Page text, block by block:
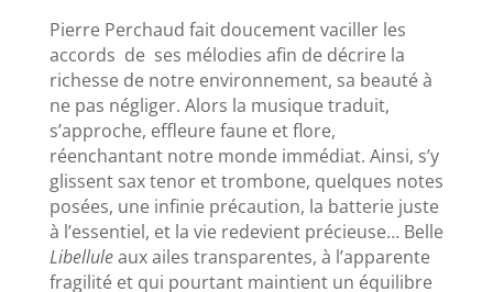
Pierre Perchaud fait doucement vaciller les
accords de ses mélodies afin de décrire la
richesse de notre environnement, sa beauté à
ne pas négliger. Alors la musique traduit,
s’approche, effleure faune et flore,
réenchantant notre monde immédiat. Ainsi, s’y
glissent sax tenor et trombone, quelques notes
posées, une infinie précaution, la batterie juste
à l’essentiel, et la vie redevient précieuse… Belle
Libelluleaux ailes transparentes, à l’apparente
fragilité et qui pourtant maintient un équilibre